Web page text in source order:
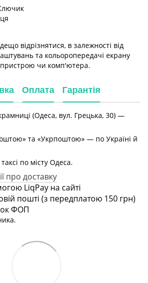
відрізнятися, в залежності від
та кольоропередачі екрану
пристрою чи комп'ютера.
Оплата Гарантія
(Одеса, вул. Грецька, 30) —
та «Укрпоштою» — по Україні й
по місту Одеса.
про доставку
LiqPay на сайті
пошті (з передплатою 150 грн)
ФОП